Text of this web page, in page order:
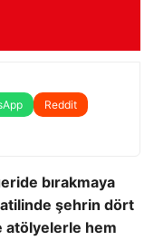
Reddit
bırakmaya
şehrin dört
atölyelerle hem